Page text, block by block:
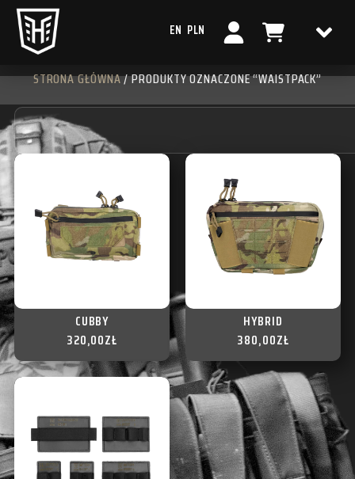
EN PLN
STRONA GŁÓWNA/ PRODUKTY OZNACZONE “WAISTPACK”
CUBBY
320,00ZŁ
HYBRID
380,00ZŁ